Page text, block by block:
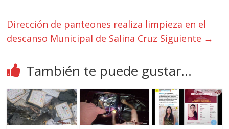
Dirección de panteones realiza limpieza en el
descanso Municipal de Salina Cruz Siguiente →
También te puede gustar...